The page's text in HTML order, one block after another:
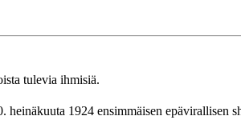
tulevia ihmisiä.
1924 ensimmäisen epävirallisen